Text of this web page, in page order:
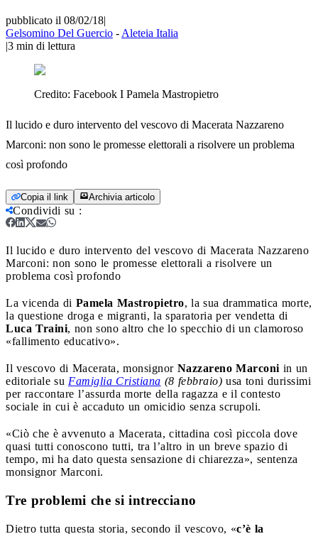
pubblicato il 08/02/18|
Gelsomino Del Guercio - Aleteia Italia
|3 min di lettura
Credito: Facebook I Pamela Mastropietro
Il lucido e duro intervento del vescovo di Macerata Nazzareno
Marconi: non sono le promesse elettorali a risolvere un problema
così profondo
Copia il link Archivia articolo
Condividi su :
Il lucido e duro intervento del vescovo di Macerata Nazzareno
Marconi: non sono le promesse elettorali a risolvere un
problema così profondo
La vicenda di Pamela Mastropietro, la sua drammatica morte,
la questione droga e migranti, la sparatoria per vendetta di
Luca Traini, non sono altro che lo specchio di un clamoroso
«fallimento educativo».
Il vescovo di Macerata, monsignor Nazzareno Marconi in un
editoriale su Famiglia Cristiana (8 febbraio) usa toni durissimi
per raccontare l’assurda morte della ragazza e il contesto
sociale in cui è accaduto un omicidio senza scrupoli.
«Ciò che è avvenuto a Macerata, cittadina così piccola dove
quasi tutti conoscono tutti, tra l’altro in un breve spazio di
tempo, mi ha dato questa sensazione di chiarezza», sentenza
monsignor Marconi.
Tre problemi che si intrecciano
Dietro tutta questa storia, secondo il vescovo, «c’è la